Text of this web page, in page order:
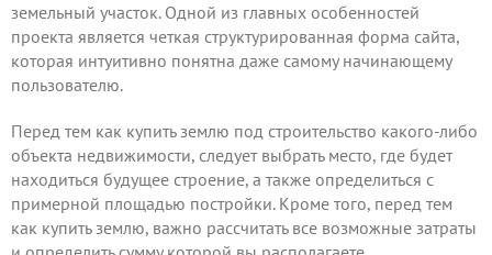
земельный участок. Одной из главных особенностей
проекта является четкая структурированная форма сайта,
которая интуитивно понятна даже самому начинающему
пользователю.
Перед тем как купить землю под строительство какого-либо
объекта недвижимости, следует выбрать место, где будет
находиться будущее строение, а также определиться с
примерной площадью постройки. Кроме того, перед тем
как купить землю, важно рассчитать все возможные затраты